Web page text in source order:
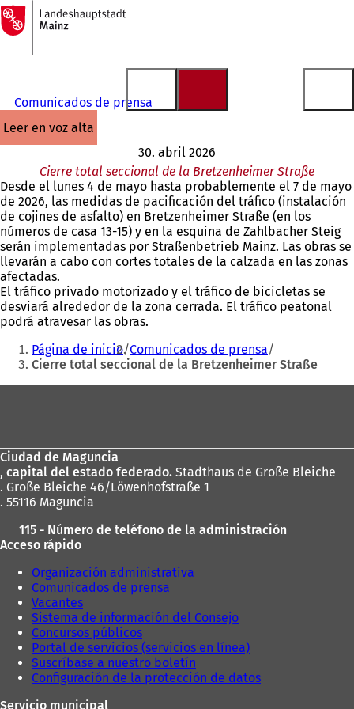
Saltar al contenido
A
la
página
Comunicados de prensa
leer en voz alta
30. abril 2026
Cierre total seccional de la Bretzenheimer Straße
Desde el lunes 4 de mayo hasta probablemente el 7 de mayo
de 2026, las medidas de pacificación del tráfico (instalación
de cojines de asfalto) en Bretzenheimer Straße (en los
números de casa 13-15) y en la esquina de Zahlbacher Steig
serán implementadas por Straßenbetrieb Mainz. Las obras se
llevarán a cabo con cortes totales de la calzada en las zonas
afectadas.
El tráfico privado motorizado y el tráfico de bicicletas se
desviará alrededor de la zona cerrada. El tráfico peatonal
podrá atravesar las obras.
Estás
aquí:
Página de inicio Comunicados de prensa
Cierre total seccional de la Bretzenheimer Straße
pies
Ciudad de Maguncia
, capital del estado federado. Stadthaus de Große Bleiche
. Große Bleiche 46/Löwenhofstraße 1
. 55116 Maguncia
115 - Número de teléfono de la administración
Acceso rápido
Organización administrativa
Comunicados de prensa
Vacantes
Sistema de información del Consejo
Concursos públicos
Portal de servicios (servicios en línea)
Suscríbase a nuestro boletín
Configuración de la protección de datos
Servicio municipal